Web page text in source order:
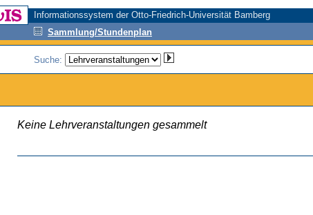
Informationssystem der Otto-Friedrich-Universität Bamberg
Sammlung/Stundenplan
Suche:
Keine Lehrveranstaltungen gesammelt